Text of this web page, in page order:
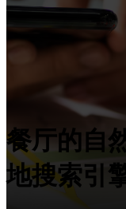
餐厅的自
地搜索引